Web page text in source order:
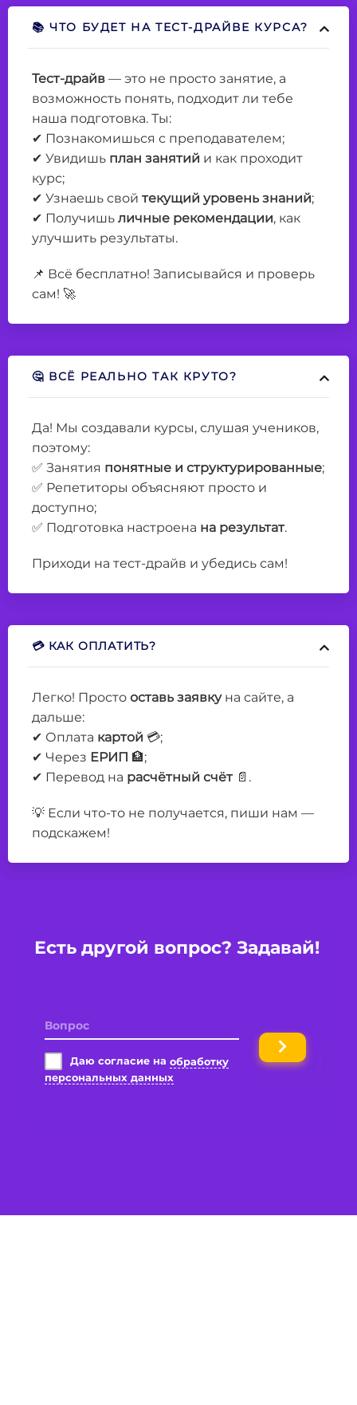
📚 ЧТО БУДЕТ НА ТЕСТ-ДРАЙВЕ КУРСА?
Тест-драйв — это не просто занятие, а
возможность понять, подходит ли тебе
наша подготовка. Ты:
✔ Познакомишься с преподавателем;
✔ Увидишь план занятий и как проходит
курс;
✔ Узнаешь свой текущий уровень знаний;
✔ Получишь личные рекомендации, как
улучшить результаты.
📌 Всё бесплатно! Записывайся и проверь
сам! 🚀
🤔 ВСЁ РЕАЛЬНО ТАК КРУТО?
Да! Мы создавали курсы, слушая учеников,
поэтому:
✅ Занятия понятные и структурированные;
✅ Репетиторы объясняют просто и
доступно;
✅ Подготовка настроена на результат.
Приходи на тест-драйв и убедись сам!
💳 КАК ОПЛАТИТЬ?
Легко! Просто оставь заявку на сайте, а
дальше:
✔ Оплата картой 💳;
✔ Через ЕРИП 🏦;
✔ Перевод на расчётный счёт 📄.
💡 Если что-то не получается, пиши нам —
подскажем!
Есть другой вопрос? Задавай!
Вопрос
Даю согласие на обработку
персональных данных